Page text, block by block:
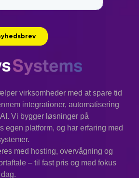
virksomheder med at spare tid
integrationer, automatisering
Vi bygger løsninger på
egen platform, og har erfaring med
med hosting, overvågning og
– til fast pris og med fokus